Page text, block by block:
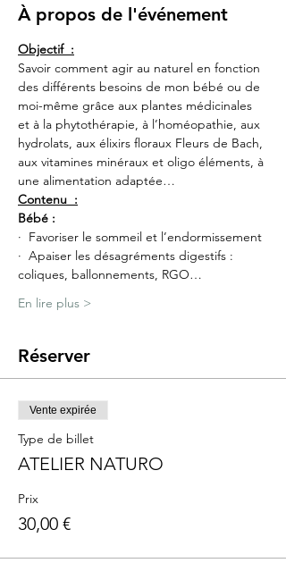
À propos de l'événement
Objectif  :
Savoir comment agir au naturel en fonction
des différents besoins de mon bébé ou de
moi-même grâce aux plantes médicinales
et à la phytothérapie, à l’homéopathie, aux
hydrolats, aux élixirs floraux Fleurs de Bach,
aux vitamines minéraux et oligo éléments, à
une alimentation adaptée…
Contenu  :
Bébé :
·  Favoriser le sommeil et l’endormissement
·  Apaiser les désagréments digestifs :
coliques, ballonnements, RGO…
En lire plus >
Réserver
Vente expirée
Type de billet
ATELIER NATURO
Prix
30,00 €